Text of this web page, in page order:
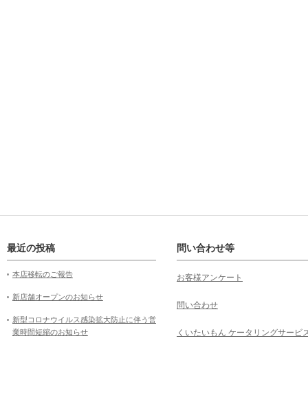
最近の投稿
本店移転のご報告
新店舗オープンのお知らせ
新型コロナウイルス感染拡大防止に伴う営
業時間短縮のお知らせ
問い合わせ等
お客様アンケート
問い合わせ
くいたいもん ケータリングサービ